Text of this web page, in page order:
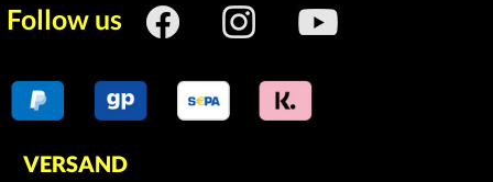
Follow us
VERSAND